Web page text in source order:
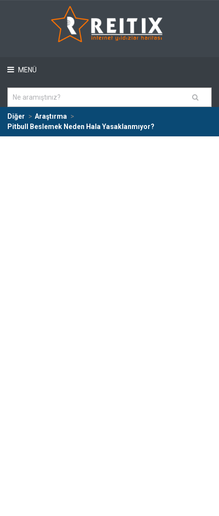
MENÜ
Diğer
Araştırma
Pitbull Beslemek Neden Hala Yasaklanmıyor?